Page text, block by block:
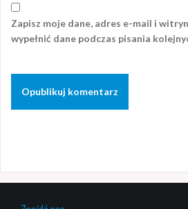
Zapisz moje dane, adres e-mail i
wypełnić dane podczas pisania